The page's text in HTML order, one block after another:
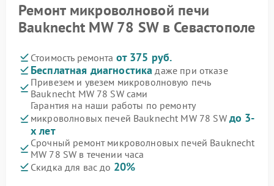
Ремонт микроволновой печи
Bauknecht MW 78 SW в Севастополе
Стоимость ремонта от 375 руб.
Бесплатная диагностика даже при отказе
Привезем и увезем микроволновую печь
Bauknecht MW 78 SW сами
Гарантия на наши работы по ремонту
микроволновых печей Bauknecht MW 78 SW до 3-
х лет
Срочный ремонт микроволновых печей Bauknecht
MW 78 SW в течении часа
Скидка для вас до 20%